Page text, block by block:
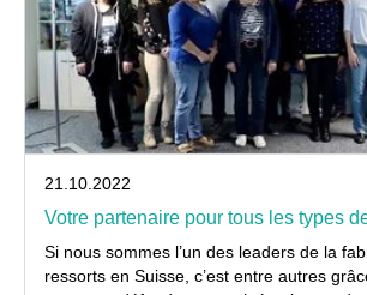
21.10.2022
Votre partenaire pour tous les types
Si nous sommes l’un des leaders de la
ressorts en Suisse, c’est entre autres